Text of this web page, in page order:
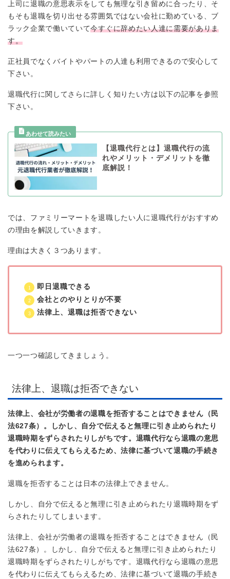
上司に退職の意思表示をしても無理な引き留めに合ったり、そ
もそも退職を切り出せる雰囲気ではない会社に勤めている、ブ
ラック企業で働いていて今すぐに辞めたい人達に需要がありま
す。
正社員でなくバイトやパートの人達も利用できるので安心して
下さい。
退職代行に関してさらに詳しく知りたい方は以下の記事を参照
下さい。
【退職代行とは】退職代行の流
れやメリット・デメリットを徹
底解説！
では、ファミリーマートを退職したい人に退職代行がおすすめ
の理由を解説していきます。
理由は大きく３つあります。
即日退職できる
会社とのやりとりが不要
法律上、退職は拒否できない
一つ一つ確認してきましょう。
法律上、退職は拒否できない
法律上、会社が労働者の退職を拒否することはできません（民
法627条）。しかし、自分で伝えると無理に引き止められたり
退職時期をずらされたりしがちです。退職代行なら退職の意思
を代わりに伝えてもらえるため、法律に基づいて退職の手続き
を進められます。
退職を拒否することは日本の法律上できません。
しかし、自分で伝えると無理に引き止められたり退職時期をず
らされたりしてしまいます。
法律上、会社が労働者の退職を拒否することはできません（民
法627条）。しかし、自分で伝えると無理に引き止められたり
退職時期をずらされたりしがちです。退職代行なら退職の意思
を代わりに伝えてもらえるため、法律に基づいて退職の手続き